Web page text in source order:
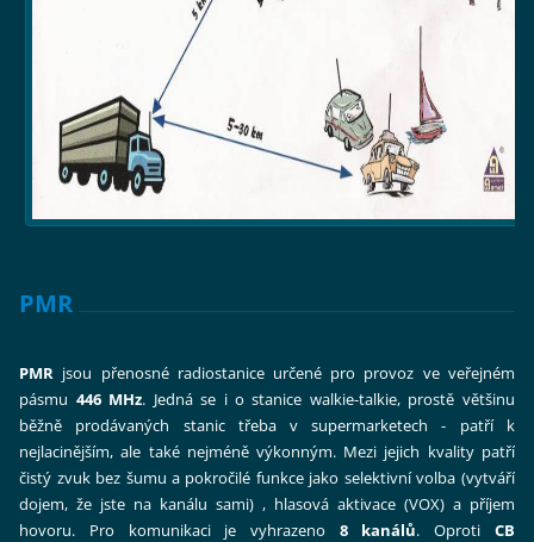
PMR
PMR jsou přenosné radiostanice určené pro provoz ve veřejném
pásmu 446 MHz. Jedná se i o stanice walkie-talkie, prostě většinu
běžně prodávaných stanic třeba v supermarketech - patří k
nejlacinějším, ale také nejméně výkonným. Mezi jejich kvality patří
čistý zvuk bez šumu a pokročilé funkce jako selektivní volba (vytváří
dojem, že jste na kanálu sami) , hlasová aktivace (VOX) a příjem
hovoru. Pro komunikaci je vyhrazeno 8 kanálů. Oproti CB